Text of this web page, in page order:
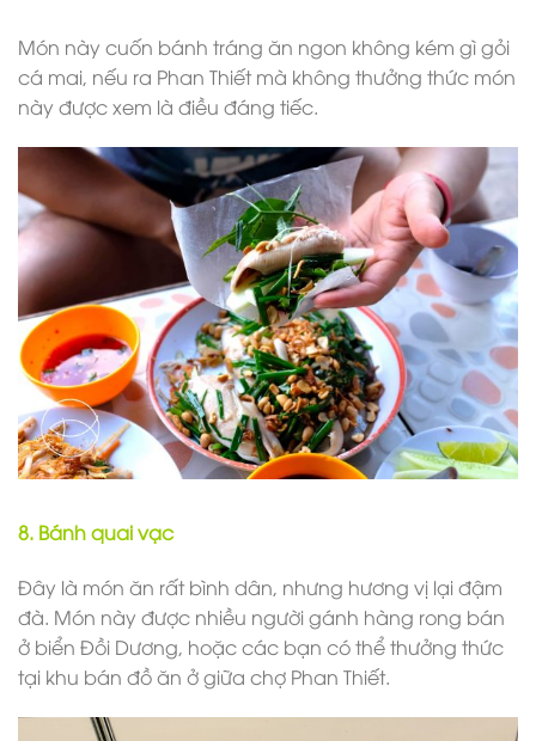
Món này cuốn bánh tráng ăn ngon không kém gì gỏi
cá mai, nếu ra Phan Thiết mà không thưởng thức món
này được xem là điều đáng tiếc.
8. Bánh quai vạc
Đây là món ăn rất bình dân, nhưng hương vị lại đậm
đà. Món này được nhiều người gánh hàng rong bán
ở biển Đồi Dương, hoặc các bạn có thể thưởng thức
tại khu bán đồ ăn ở giữa chợ Phan Thiết.